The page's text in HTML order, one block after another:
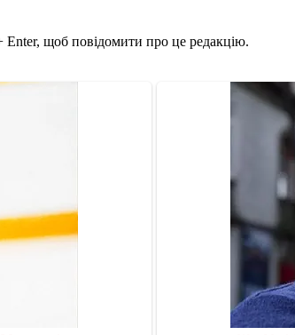
Enter, щоб повідомити про це редакцію.